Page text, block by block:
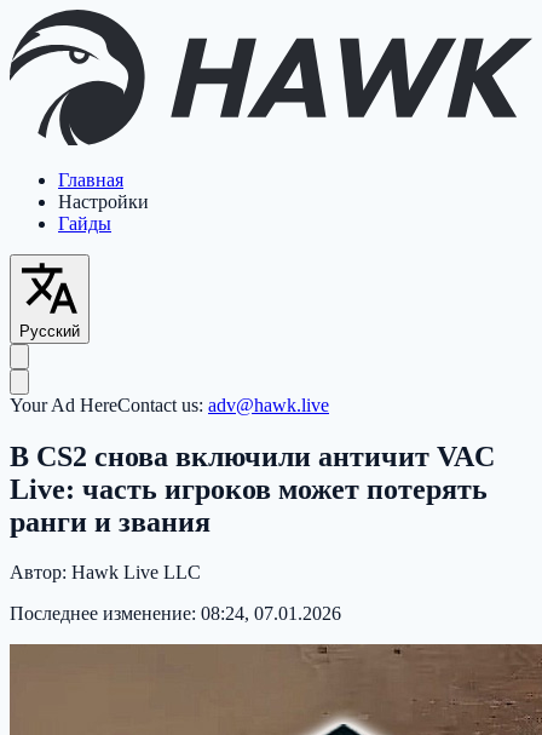
Главная
Настройки
Гайды
Русский
Your Ad HereContact us: adv@hawk.live
В CS2 снова включили античит VAC
Live: часть игроков может потерять
ранги и звания
Автор: Hawk Live LLC
Последнее изменение: 08:24, 07.01.2026